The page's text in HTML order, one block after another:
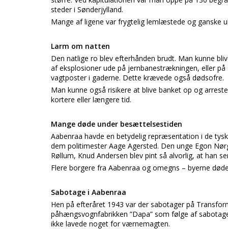
steder i Sønderjylland.
Mange af ligene var frygtelig lemlæstede og ganske
Larm om natten
Den natlige ro blev efterhånden brudt. Man kunne
af eksplosioner ude på jernbanestrækningen, eller
vagtposter i gaderne. Dette krævede også dødsofre.
Man kunne også risikere at blive banket op og
kortere eller længere tid.
Mange døde under besættelsestiden
Aabenraa havde en betydelig repræsentation i de
dem politimester Aage Agersted. Den unge Egon
Røllum, Knud Andersen blev pint så alvorlig, at han
Flere borgere fra Aabenraa og omegns – byerne
Sabotage i Aabenraa
Hen på efteråret 1943 var der sabotager på
påhængsvognfabrikken ”Dapa” som følge af
ikke lavede noget for værnemagten.